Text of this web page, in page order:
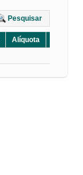
Pesquisar
Alíquota